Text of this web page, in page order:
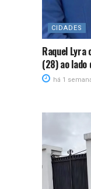
CIDADES
Raquel
(28) ao
há 1